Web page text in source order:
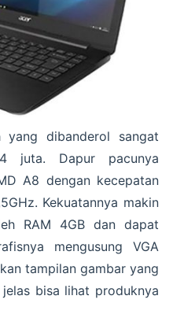
dibanderol sangat
juta. Dapur pacunya
A8 dengan kecepatan
Kekuatannya makin
RAM 4GB dan dapat
mengusung VGA
tampilan gambar yang
bisa lihat produknya